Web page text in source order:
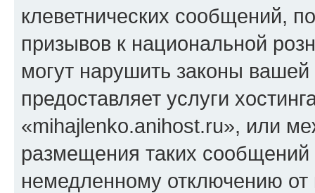
клеветнических сообщений,
призывов к национальной
могут нарушить законы
предоставляет услуги
«mihajlenko.anihost.ru», или
размещения таких
немедленному отключению